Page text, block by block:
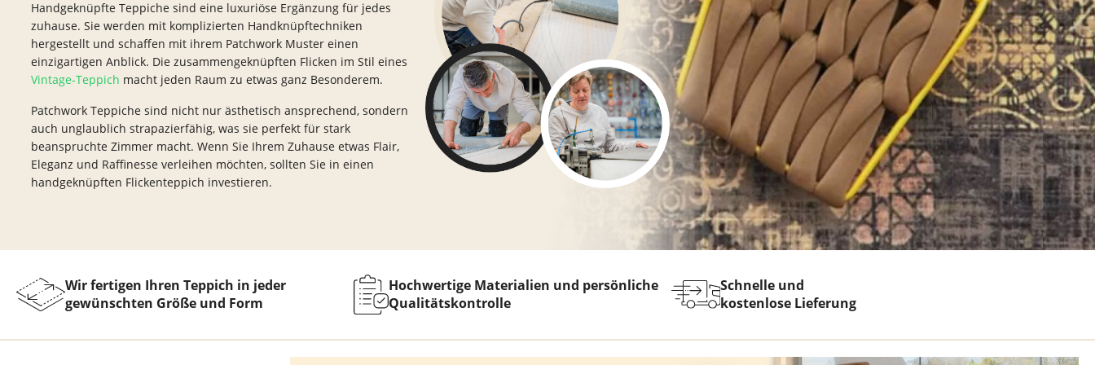
Zur Kategorie Teppich Maße
Teppich Rot Teppich Schwarz Teppich Taupe Teppich Weiß
Zur Kategorie Teppich Farben
Zur Kategorie Teppich Sorten
Handgeknüpfte Teppiche sind eine luxuriöse Ergänzung für jedes
zuhause. Sie werden mit komplizierten Handknüpftechniken
hergestellt und schaffen mit ihrem Patchwork Muster einen
einzigartigen Anblick. Die zusammengeknüpften Flicken im Stil eines
Vintage-Teppich macht jeden Raum zu etwas ganz Besonderem.
Patchwork Teppiche sind nicht nur ästhetisch ansprechend, sondern
auch unglaublich strapazierfähig, was sie perfekt für stark
beanspruchte Zimmer macht. Wenn Sie Ihrem Zuhause etwas Flair,
Eleganz und Raffinesse verleihen möchten, sollten Sie in einen
handgeknüpften Flickenteppich investieren.
Wir fertigen Ihren Teppich in jeder
gewünschten Größe und Form
Hochwertige Materialien und persönliche
Qualitätskontrolle
Schnelle und
kostenlose Lieferung